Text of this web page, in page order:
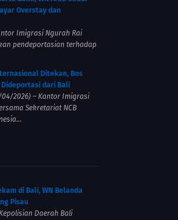
Overstay dan
Imigrasi Ngurah Rai
pendeportasian terhadap
Ditekan, Bos
dari Bali
04/2026) – Kantor Imigrasi
Sekretariat NCB
di Bali, WN Belanda
Pisau
Daerah Bali